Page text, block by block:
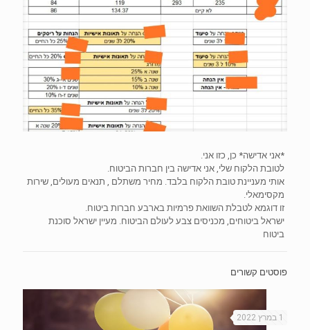
*אני אדישה* כן, כזו אני.
לטובת הלקוח שלי, אני אדישה בין חברות הביטוח.
אותי מעניינת טובת הלקוח בלבד. מחיר משתלם , תנאים מעולים, שירות
מקסימאלי.
זו דוגמא לטבלת השוואת פרמיות בארבע חברות ביטוח.
ישראל ביטוחים, מכניסים צבע לעולם הביטוח. מעיין ישראל סוכנת
ביטוח
פוסטים קשורים
1 במרץ 2022